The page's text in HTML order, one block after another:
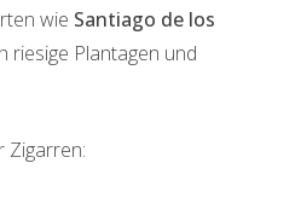
wie Santiago de los
riesige Plantagen und
Zigarren: